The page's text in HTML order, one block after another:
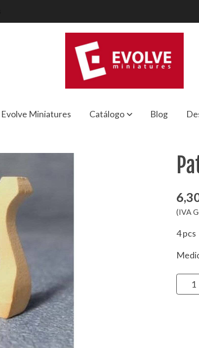
Evolve Miniatures Catálogo Blog
(IVA
4 pcs